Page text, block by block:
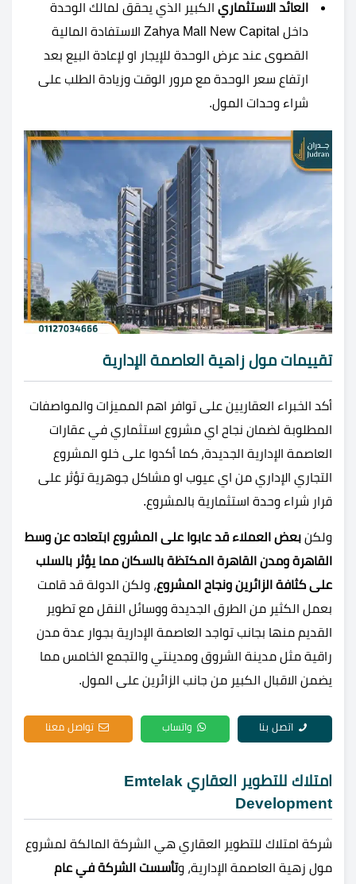
العائد الاستثماري الكبير الذي يحقق لمالك الوحدة
داخل Zahya Mall New Capital الاستفادة المالية
القصوى عند عرض الوحدة للإيجار او لإعادة البيع بعد
ارتفاع سعر الوحدة مع مرور الوقت وزيادة الطلب على
شراء وحدات المول.
تقييمات مول زاهية العاصمة الإدارية
أكد الخبراء العقاريين على توافر اهم المميزات والمواصفات
المطلوبة لضمان نجاح اي مشروع استثماري في عقارات
العاصمة الإدارية الجديدة، كما أكدوا على خلو المشروع
التجاري الإداري من اي عيوب او مشاكل جوهرية تؤثر على
قرار شراء وحدة استثمارية بالمشروع.
ولكن بعض العملاء قد عابوا على المشروع ابتعاده عن وسط
القاهرة ومدن القاهرة المكتظة بالسكان مما يؤثر بالسلب
على كثافة الزائرين ونجاح المشروع، ولكن الدولة قد قامت
بعمل الكثير من الطرق الجديدة ووسائل النقل مع تطوير
القديم منها بجانب تواجد العاصمة الإدارية بجوار عدة مدن
راقية مثل مدينة الشروق ومدينتي والتجمع الخامس مما
يضمن الاقبال الكبير من جانب الزائرين على المول.
اتصل بنا واتساب تواصل معنا
امتلاك للتطوير العقاري Emtelak
Development
شركة امتلاك للتطوير العقاري هي الشركة المالكة لمشروع
مول زهية العاصمة الإدارية، وتأسست الشركة في عام